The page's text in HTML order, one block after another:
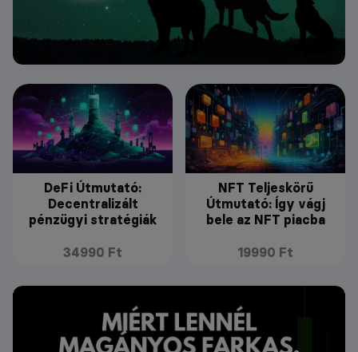
DeFi Útmutató:
Decentralizált
pénzügyi stratégiák
34990 Ft
NFT Teljeskörű
Útmutató: Így vágj
bele az NFT piacba
19990 Ft